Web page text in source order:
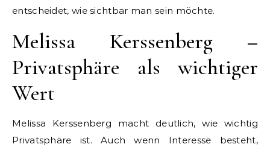
entscheidet, wie sichtbar man sein möchte.
Melissa Kerssenberg –
Privatsphäre als wichtiger
Wert
Melissa Kerssenberg macht deutlich, wie wichtig
Privatsphäre ist. Auch wenn Interesse besteht,